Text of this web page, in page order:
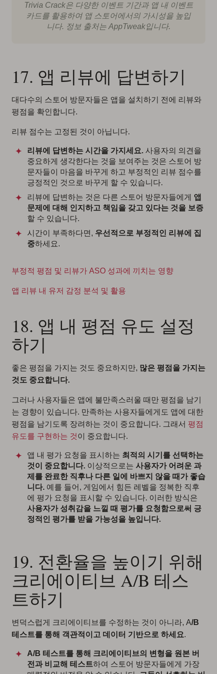
Trivia Crack은 다양한 이벤트 기간과 앱 내 이벤트
카드를 활용하여 앱 스토어에서의 가시성을 높입
니다. 정보 출처는 AppTweak입니다.
17. 앱 리뷰에 답변하기
대다수의 스토어 방문자들은 앱을 설치하기 전에 리뷰와
평점을 확인합니다.
리뷰 점수는 고정된 것이 아닙니다.
리뷰에 답변하는 시간을 가지세요. 사용자의 의견을
중요하게 생각한다는 것을 보여주는 것은 스토어 방
문자들이 마음을 바꾸게 하고 부정적인 리뷰 점수를
긍정적인 것으로 바꾸게 할 수 있습니다.
리뷰에 답변하는 것은 다른 스토어 방문자들에게 앱
문제에 대해 인지하고 책임을 갖고 있다는 것을 보증
할 수 있습니다.
시간이 부족하다면, 우선적으로 부정적인 리뷰에 집
중하세요.
부정적 평점 및 리뷰가 ASO 성과에 끼치는 영향
앱 리뷰 내 유저 감정 분석 및 활용
18. 앱 내 평점 유도 설정
하기
좋은 평점을 가지는 것도 중요하지만, 많은 평점을 가지는
것도 중요합니다.
그러나 사용자들은 앱에 불만족스러울 때만 평점을 남기
는 경향이 있습니다. 만족하는 사용자들에게도 앱에 대한
평점을 남기도록 장려하는 것이 중요합니다. 그래서 평점
유도를 구현하는 것이 중요합니다.
앱 내 평가 요청을 표시하는 최적의 시기를 선택하는
것이 중요합니다. 이상적으로는 사용자가 어려운 과
제를 완료한 직후나 다른 일에 바쁘지 않을 때가 좋습
니다. 예를 들어, 게임에서 힘든 레벨을 정복한 직후
에 평가 요청을 표시할 수 있습니다. 이러한 방식은
사용자가 성취감을 느낄 때 평가를 요청함으로써 긍
정적인 평가를 받을 가능성을 높입니다.
19. 전환율을 높이기 위해
크리에이티브 A/B 테스
트하기
변덕스럽게 크리에이티브를 수정하는 것이 아니라, A/B
테스트를 통해 객관적이고 데이터 기반으로 하세요.
A/B 테스트를 통해 크리에이티브의 변형을 원본 버
전과 비교해 테스트하여 스토어 방문자들에게 가장